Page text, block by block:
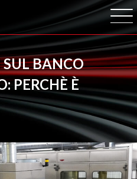
SUL BANCO
PERCHÈ È